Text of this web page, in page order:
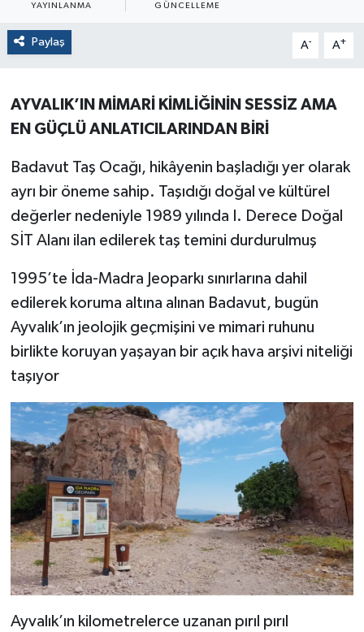
YAYINLANMA GÜNCELLEME
Paylaş A- A+
AYVALIK’IN MİMARİ KİMLİĞİNİN SESSİZ AMA
EN GÜÇLÜ ANLATICILARINDAN BİRİ
Badavut Taş Ocağı, hikâyenin başladığı yer olarak
ayrı bir öneme sahip. Taşıdığı doğal ve kültürel
değerler nedeniyle 1989 yılında I. Derece Doğal
SİT Alanı ilan edilerek taş temini durdurulmuş
1995’te İda-Madra Jeoparkı sınırlarına dahil
edilerek koruma altına alınan Badavut, bugün
Ayvalık’ın jeolojik geçmişini ve mimari ruhunu
birlikte koruyan yaşayan bir açık hava arşivi niteliği
taşıyor
Ayvalık’ın kilometrelerce uzanan pırıl pırıl